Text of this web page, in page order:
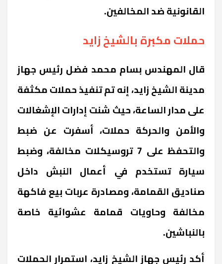
القانونية ضد المخالفين.
حملات مكبرة بالشيخ زايد
قال المهندس بسام محمد فضل رئيس جهاز
مدينة الشيخ زايد، إنه تم تنفيذ حملات مكثفة
على مدار الساعة، حيث شنت إدارات الإشغالات
والأمن والحركة حملات، أسفرت عن ضبط
والتحفظ على 7 تروسيكلات مخالفة، وضبط
سيارة تستخدم في أعمال النبش داخل
صناديق القمامة، ومصادرة عربات بيع فاكهة
مخالفة وحاويات قمامة عشوائية خاصة
بالنباشين.
أكد رئيس جهاز الشيخ زايد، استمرار الحملات